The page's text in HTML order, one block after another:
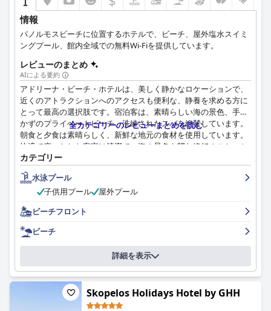
情報
パノルモスビーチに位置するホテルで、ビーチ、屋外塩水スイミ
ングプール、館内全域での無料Wi-Fiを提供しています。
レビューのまとめ
AIによる要約
アドリーナ・ビーチ・ホテルは、美しく静かなロケーションで、
近くのアトラクションへのアクセスも便利な、静養を求める方に
とって最高の選択肢です。宿泊客は、素晴らしい海の景色、手つ
かずのプライベートビーチ、洗練されたスパを絶賛しています。
朝食と夕食は素晴らしく、新鮮な地元の食材を使用しています。
快適で広々とした客室は清潔で、海の景色を望む絶好のロケーシ
ョンにあります。スタッフは、温かく、プロフェッショナルで、
気配りがあり、ゲストがくつろげるように力を尽くしています。
プライベートビーチは格別で、透き通ったターコイズブルーの海
と、整ったサービスが利用できます。全体的な清潔さは申し分な
く、ゲストはホテルの細部への細心の注意に感謝しています。全
体として、アドリーナ・ビーチ・ホテルは、素晴らしいビーチ設
備、フレンドリーなスタッフ、美しいロケーション、そして美味
しい料理で、素晴らしい休暇体験を提供します。
全カテゴリーのレビューまとめを読む
カテゴリー
水泳プール
子供用プール
屋外プール
ビーチフロント
ビーチ
詳細を表示
Skopelos Holidays Hotel by GHH